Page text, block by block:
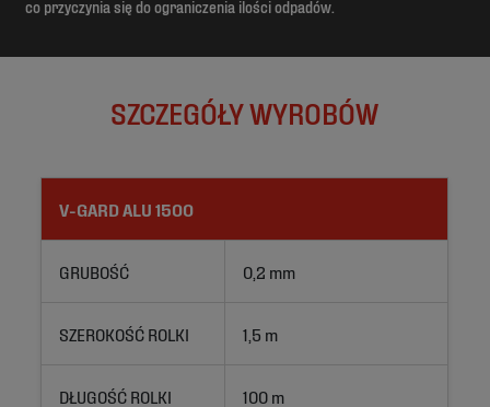
co przyczynia się do ograniczenia ilości odpadów.
SZCZEGÓŁY WYROBÓW
V-GARD ALU 1500
GRUBOŚĆ 0,2 mm
SZEROKOŚĆ ROLKI 1,5 m
DŁUGOŚĆ ROLKI 100 m